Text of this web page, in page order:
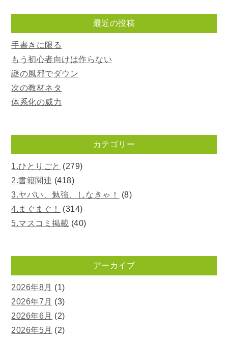
最近の投稿
手書きに限る
もう初心者向けは作らない
謎の風邪でダウン
次の教材ネタ
体系化の威力
カテゴリー
1.ひとりごと (279)
2.書籍関連 (418)
3.ヤバい、勉強、しなきゃ！
(8)
4.まぐまぐ！
(314)
5.マスコミ掲載 (40)
アーカイブ
2026年8月 (1)
2026年7月 (3)
2026年6月 (2)
2026年5月 (2)